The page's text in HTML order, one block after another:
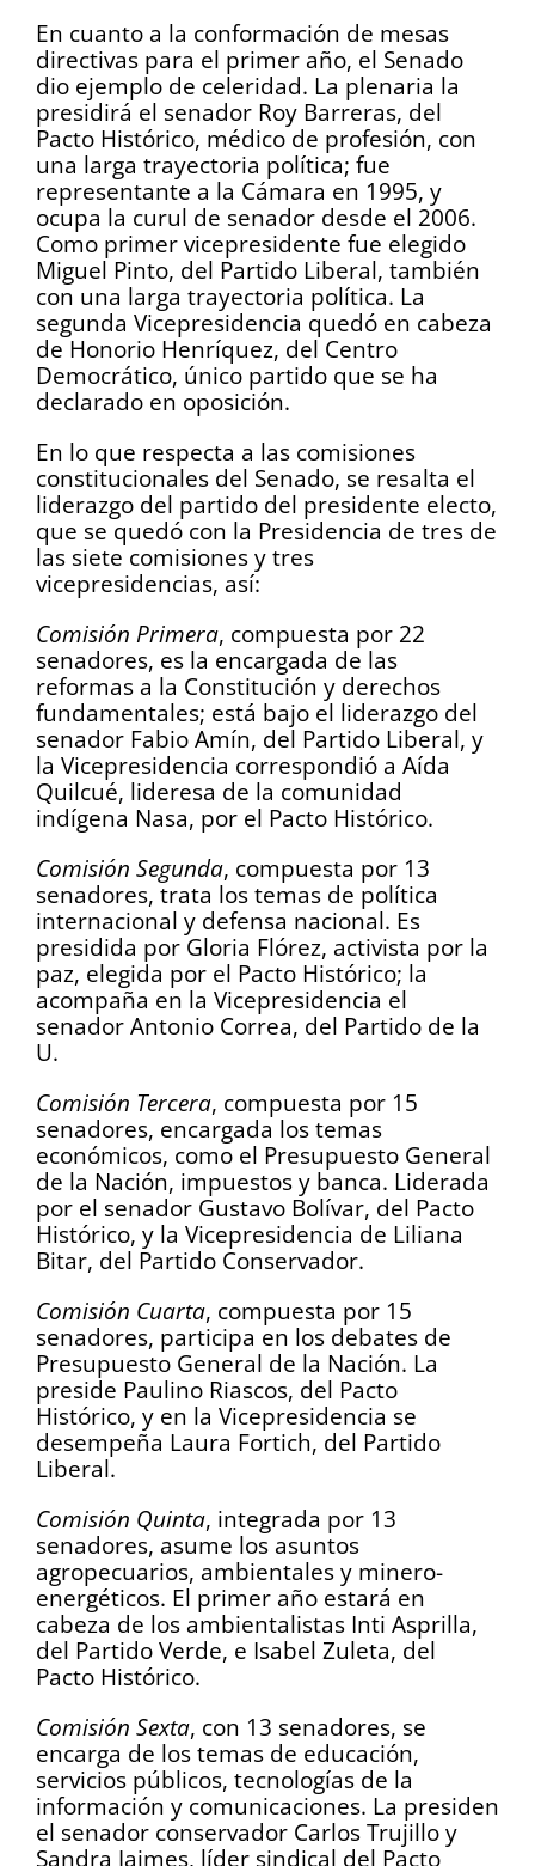
En cuanto a la conformación de mesas
directivas para el primer año, el Senado
dio ejemplo de celeridad. La plenaria la
presidirá el senador Roy Barreras, del
Pacto Histórico, médico de profesión, con
una larga trayectoria política; fue
representante a la Cámara en 1995, y
ocupa la curul de senador desde el 2006.
Como primer vicepresidente fue elegido
Miguel Pinto, del Partido Liberal, también
con una larga trayectoria política. La
segunda Vicepresidencia quedó en cabeza
de Honorio Henríquez, del Centro
Democrático, único partido que se ha
declarado en oposición.
En lo que respecta a las comisiones
constitucionales del Senado, se resalta el
liderazgo del partido del presidente electo,
que se quedó con la Presidencia de tres de
las siete comisiones y tres
vicepresidencias, así:
Comisión Primera, compuesta por 22
senadores, es la encargada de las
reformas a la Constitución y derechos
fundamentales; está bajo el liderazgo del
senador Fabio Amín, del Partido Liberal, y
la Vicepresidencia correspondió a Aída
Quilcué, lideresa de la comunidad
indígena Nasa, por el Pacto Histórico.
Comisión Segunda, compuesta por 13
senadores, trata los temas de política
internacional y defensa nacional. Es
presidida por Gloria Flórez, activista por la
paz, elegida por el Pacto Histórico; la
acompaña en la Vicepresidencia el
senador Antonio Correa, del Partido de la
U.
Comisión Tercera, compuesta por 15
senadores, encargada los temas
económicos, como el Presupuesto General
de la Nación, impuestos y banca. Liderada
por el senador Gustavo Bolívar, del Pacto
Histórico, y la Vicepresidencia de Liliana
Bitar, del Partido Conservador.
Comisión Cuarta, compuesta por 15
senadores, participa en los debates de
Presupuesto General de la Nación. La
preside Paulino Riascos, del Pacto
Histórico, y en la Vicepresidencia se
desempeña Laura Fortich, del Partido
Liberal.
Comisión Quinta, integrada por 13
senadores, asume los asuntos
agropecuarios, ambientales y minero-
energéticos. El primer año estará en
cabeza de los ambientalistas Inti Asprilla,
del Partido Verde, e Isabel Zuleta, del
Pacto Histórico.
Comisión Sexta, con 13 senadores, se
encarga de los temas de educación,
servicios públicos, tecnologías de la
información y comunicaciones. La presiden
el senador conservador Carlos Trujillo y
Sandra Jaimes, líder sindical del Pacto